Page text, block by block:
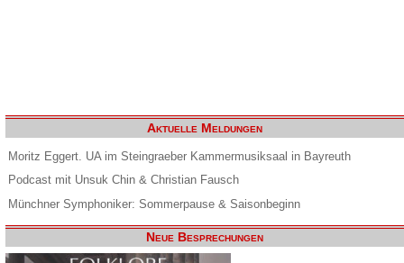
Aktuelle Meldungen
Moritz Eggert. UA im Steingraeber Kammermusiksaal in Bayreuth
Podcast mit Unsuk Chin & Christian Fausch
Münchner Symphoniker: Sommerpause & Saisonbeginn
Neue Besprechungen